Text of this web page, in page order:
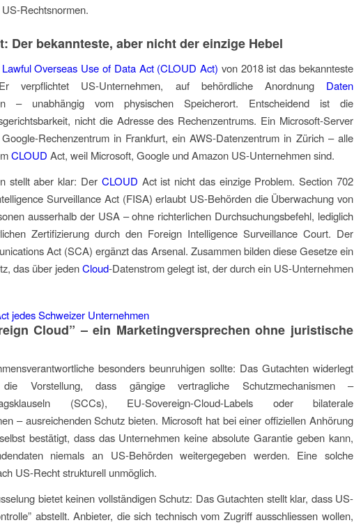
Rechtsnormen.
Der bekannteste, aber nicht der einzige Hebel
Overseas Use of Data Act (CLOUD Act) von 2018 ist das bekannteste
verpflichtet US-Unternehmen, auf behördliche Anordnung Daten
– unabhängig vom physischen Speicherort. Entscheidend ist die
nicht die Adresse des Rechenzentrums. Ein Microsoft-Server
Rechenzentrum in Frankfurt, ein AWS-Datenzentrum in Zürich – alle
CLOUD Act, weil Microsoft, Google und Amazon US-Unternehmen sind.
stellt aber klar: Der CLOUD Act ist nicht das einzige Problem. Section 702
Surveillance Act (FISA) erlaubt US-Behörden die Überwachung von
ausserhalb der USA – ohne richterlichen Durchsuchungsbefehl, lediglich
Zertifizierung durch den Foreign Intelligence Surveillance Court. Der
Act (SCA) ergänzt das Arsenal. Zusammen bilden diese Gesetze ein
das über jedenCloud-Datenstrom gelegt ist, der durch ein US-Unternehmen
Cloud” – ein Marketingversprechen ohne juristische
besonders beunruhigen sollte: Das Gutachten widerlegt
die Vorstellung, dass gängige vertragliche Schutzmechanismen –
(SCCs), EU-Sovereign-Cloud-Labels oder bilaterale
– ausreichenden Schutz bieten. Microsoft hat bei einer offiziellen Anhörung
bestätigt, dass das Unternehmen keine absolute Garantie geben kann,
niemals an US-Behörden weitergegeben werden. Eine solche
US-Recht strukturell unmöglich.
bietet keinen vollständigen Schutz: Das Gutachten stellt klar, dass US-
abstellt. Anbieter, die sich technisch vom Zugriff ausschliessen wollen,